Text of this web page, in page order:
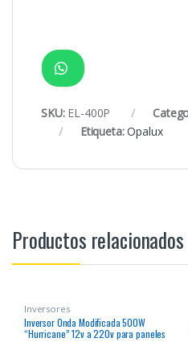
SKU: EL-400P
Etiqueta:Opalux
Productos relacionados
Inversores
Inversor Onda Modificada 500W
“Hurricane” 12v a 220v para paneles